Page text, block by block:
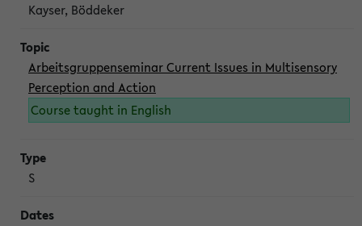
Kayser, Böddeker
Arbeitsgruppenseminar Current Issues in Multisensory
Perception and Action
Course taught in English
S